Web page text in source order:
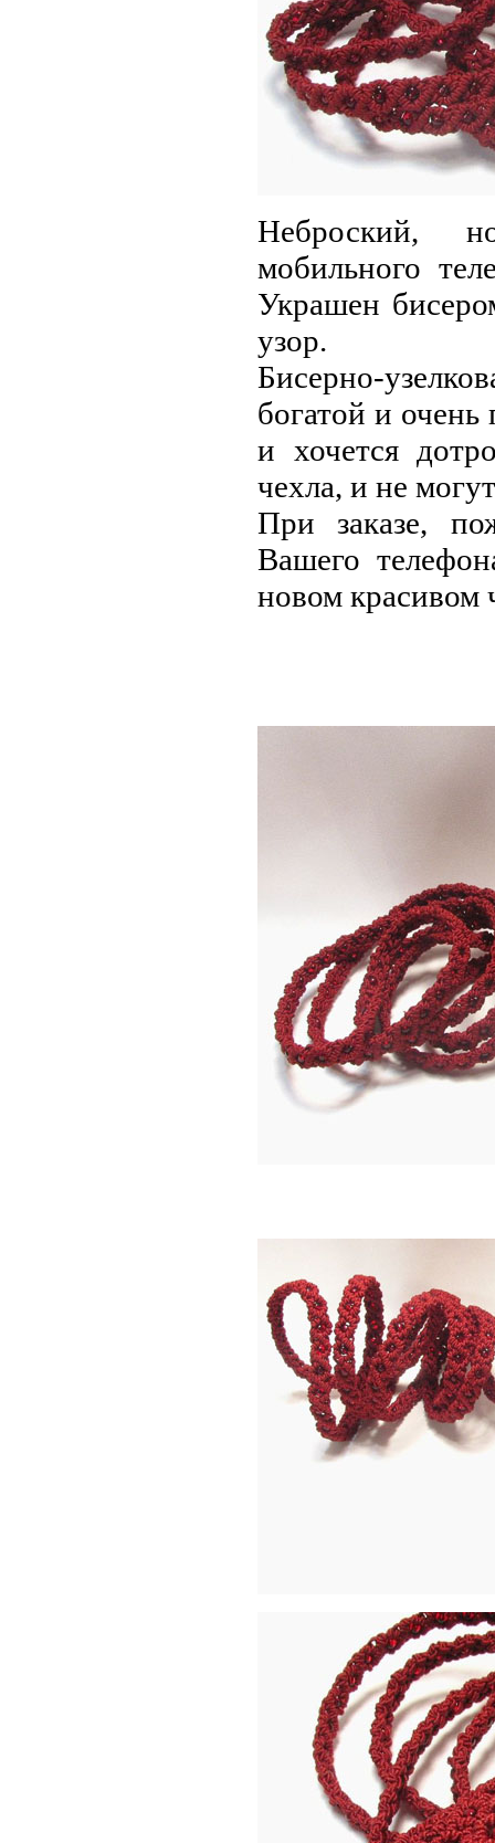
Неброский,
мобильного
Украшен
узор.
Бисерно-
богатой и
и хочется
чехла, и не
При заказе,
Вашего
новом красивом